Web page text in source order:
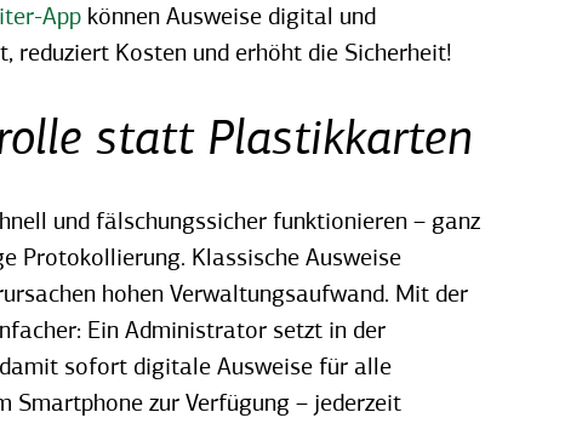
App können Ausweise digital und
Kosten und erhöht die Sicherheit!
statt Plastikkarten
und fälschungssicher funktionieren – ganz
Protokollierung. Klassische Ausweise
hohen Verwaltungsaufwand. Mit der
Ein Administrator setzt in der
sofort digitale Ausweise für alle
Smartphone zur Verfügung – jederzeit